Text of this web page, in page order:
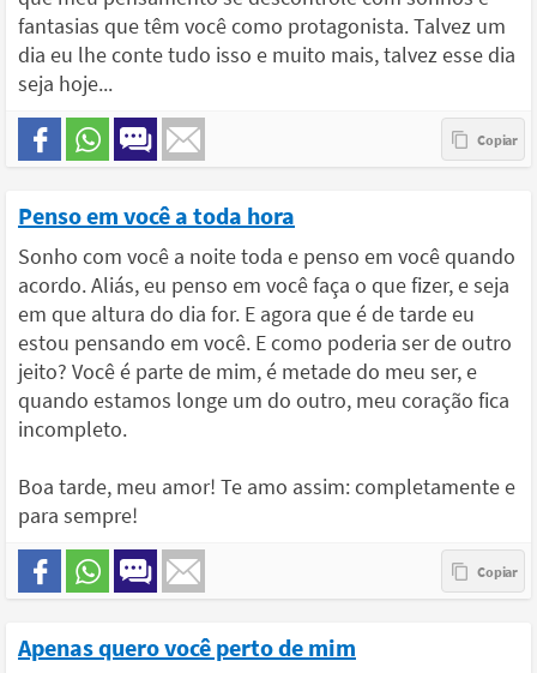
fantasias que têm você como protagonista. Talvez um
dia eu lhe conte tudo isso e muito mais, talvez esse dia
seja hoje...
Penso em você a toda hora
Sonho com você a noite toda e penso em você quando
acordo. Aliás, eu penso em você faça o que fizer, e seja
em que altura do dia for. E agora que é de tarde eu
estou pensando em você. E como poderia ser de outro
jeito? Você é parte de mim, é metade do meu ser, e
quando estamos longe um do outro, meu coração fica
incompleto.
Boa tarde, meu amor! Te amo assim: completamente e
para sempre!
Apenas quero você perto de mim